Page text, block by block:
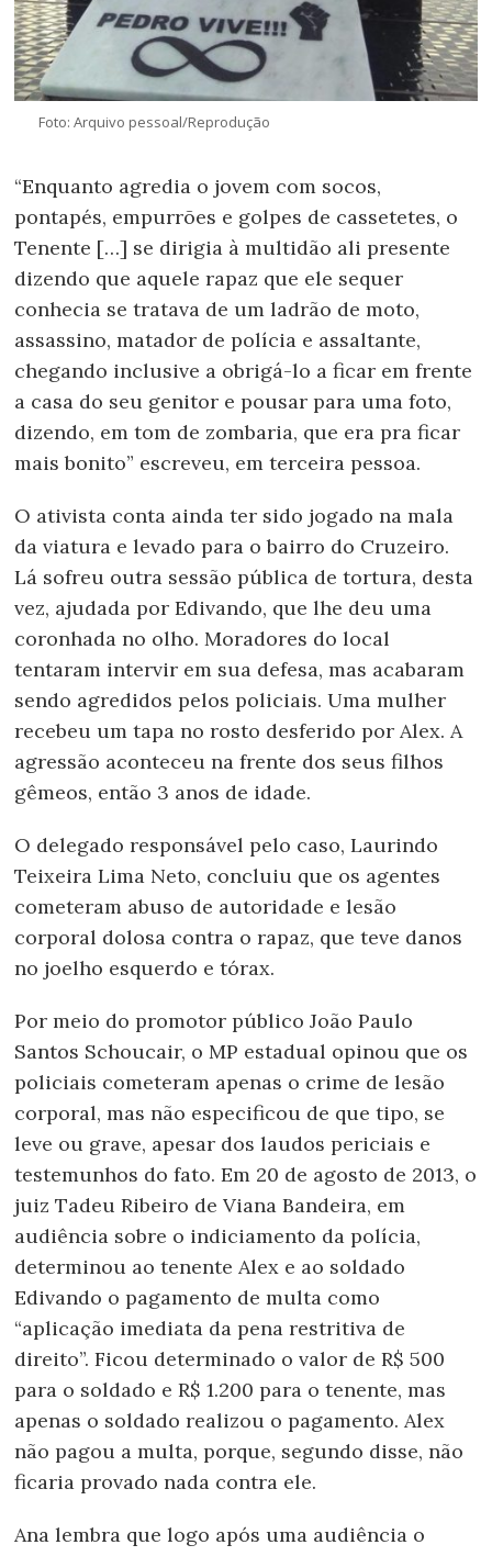
Foto: Arquivo pessoal/Reprodução
“Enquanto agredia o jovem com socos,
pontapés, empurrões e golpes de cassetetes, o
Tenente […] se dirigia à multidão ali presente
dizendo que aquele rapaz que ele sequer
conhecia se tratava de um ladrão de moto,
assassino, matador de polícia e assaltante,
chegando inclusive a obrigá-lo a ficar em frente
a casa do seu genitor e pousar para uma foto,
dizendo, em tom de zombaria, que era pra ficar
mais bonito” escreveu, em terceira pessoa.
O ativista conta ainda ter sido jogado na mala
da viatura e levado para o bairro do Cruzeiro.
Lá sofreu outra sessão pública de tortura, desta
vez, ajudada por Edivando, que lhe deu uma
coronhada no olho. Moradores do local
tentaram intervir em sua defesa, mas acabaram
sendo agredidos pelos policiais. Uma mulher
recebeu um tapa no rosto desferido por Alex. A
agressão aconteceu na frente dos seus filhos
gêmeos, então 3 anos de idade.
O delegado responsável pelo caso, Laurindo
Teixeira Lima Neto, concluiu que os agentes
cometeram abuso de autoridade e lesão
corporal dolosa contra o rapaz, que teve danos
no joelho esquerdo e tórax.
Por meio do promotor público João Paulo
Santos Schoucair, o MP estadual opinou que os
policiais cometeram apenas o crime de lesão
corporal, mas não especificou de que tipo, se
leve ou grave, apesar dos laudos periciais e
testemunhos do fato. Em 20 de agosto de 2013, o
juiz Tadeu Ribeiro de Viana Bandeira, em
audiência sobre o indiciamento da polícia,
determinou ao tenente Alex e ao soldado
Edivando o pagamento de multa como
“aplicação imediata da pena restritiva de
direito”. Ficou determinado o valor de R$ 500
para o soldado e R$ 1.200 para o tenente, mas
apenas o soldado realizou o pagamento. Alex
não pagou a multa, porque, segundo disse, não
ficaria provado nada contra ele.
Ana lembra que logo após uma audiência o